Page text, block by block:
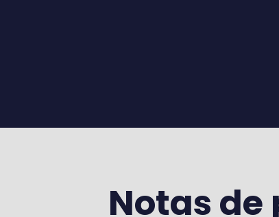
Notas